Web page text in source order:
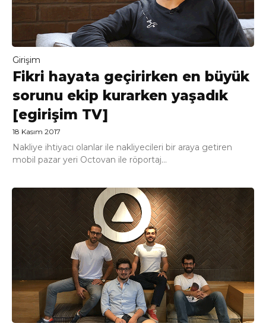
Girişim
Fikri hayata geçirirken en büyük
sorunu ekip kurarken yaşadık
[egirişim TV]
18 Kasım 2017
Nakliye ihtiyacı olanlar ile nakliyecileri bir araya getiren
mobil pazar yeri Octovan ile röportaj...